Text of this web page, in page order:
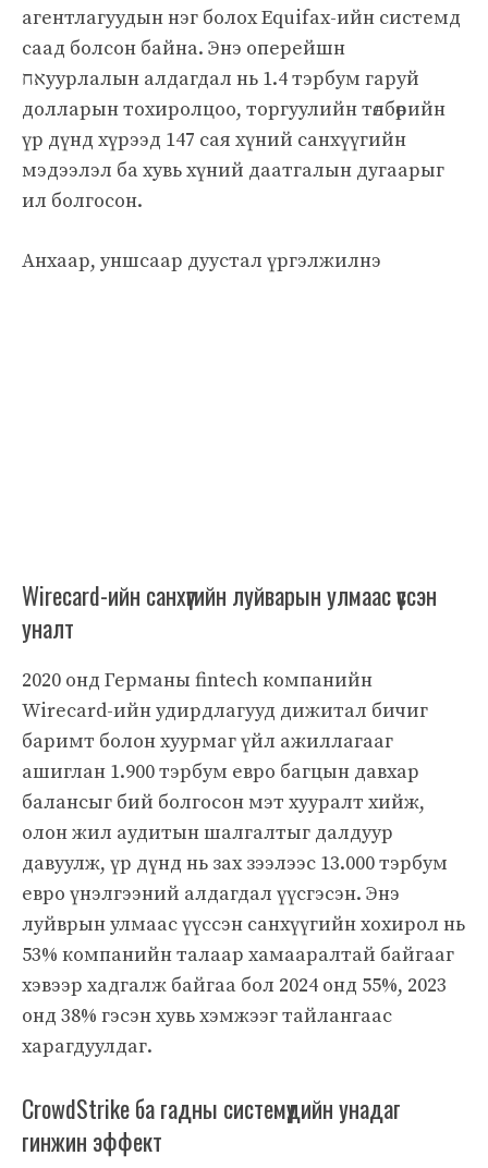
агентлагуудын нэг болох Equifax-ийн системд
саад болсон байна. Энэ оперейшн
אחуурлалын алдагдал нь 1.4 тэрбум гаруй
долларын тохиролцоо, торгуулийн төлбөрийн
үр дүнд хүрээд 147 сая хүний санхүүгийн
мэдээлэл ба хувь хүний даатгалын дугаарыг
ил болгосон.
Анхаар, уншсаар дуустал үргэлжилнэ
Wirecard-ийн санхүүгийн луйварын улмаас үүссэн
уналт
2020 онд Германы fintech компанийн
Wirecard-ийн удирдлагууд дижитал бичиг
баримт болон хуурмаг үйл ажиллагааг
ашиглан 1.900 тэрбум евро багцын давхар
балансыг бий болгосон мэт хууралт хийж,
олон жил аудитын шалгалтыг далдуур
давуулж, үр дүнд нь зах зээлээс 13.000 тэрбум
евро үнэлгээний алдагдал үүсгэсэн. Энэ
луйврын улмаас үүссэн санхүүгийн хохирол нь
53% компанийн талаар хамааралтай байгааг
хэвээр хадгалж байгаа бол 2024 онд 55%, 2023
онд 38% гэсэн хувь хэмжээг тайлангаас
харагдуулдаг.
CrowdStrike ба гадны системүүдийн унадаг
гинжин эффект